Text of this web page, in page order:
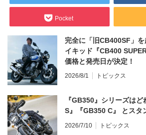
Pocket
完全に「旧CB400SF」
イキッド『CB400
価格と発売日が決定！
2026/8/1 トピックス
『GB350』シリーズは
S』『GB350 C』 とスタ
2026/7/10 トピックス